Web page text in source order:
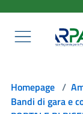
Homepage /
Bandi di gara e